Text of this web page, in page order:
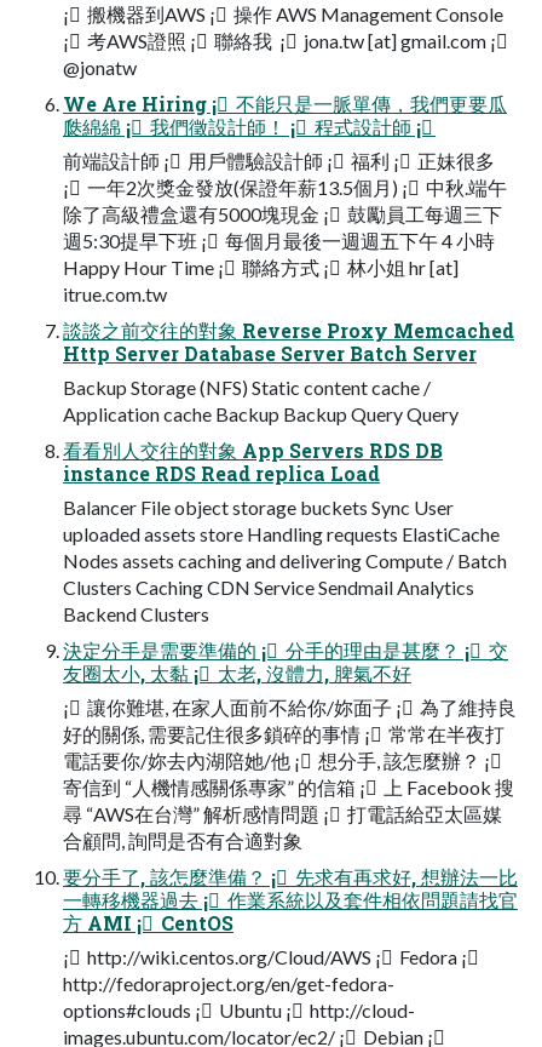
¡ 搬機器到AWS ¡ 操作 AWS Management Console
¡ 考AWS證照 ¡ 聯絡我  ¡ jona.tw [at] gmail.com ¡
@jonatw
We Are Hiring ¡ 不能只是一脈單傳，我們更要瓜
瓞綿綿 ¡ 我們徵設計師！ ¡ 程式設計師 ¡
前端設計師 ¡ 用戶體驗設計師 ¡ 福利 ¡ 正妹很多
¡ 一年2次獎金發放(保證年薪13.5個月) ¡ 中秋.端午
除了高級禮盒還有5000塊現金 ¡ 鼓勵員工每週三下
週5:30提早下班 ¡ 每個月最後一週週五下午 4 小時
Happy Hour Time ¡ 聯絡方式 ¡ 林小姐 hr [at]
itrue.com.tw
談談之前交往的對象 Reverse Proxy Memcached
Http Server Database Server Batch Server
Backup Storage (NFS) Static content cache /
Application cache Backup Backup Query Query
看看別人交往的對象 App Servers RDS DB
instance RDS Read replica Load
Balancer File object storage buckets Sync User
uploaded assets store Handling requests ElastiCache
Nodes assets caching and delivering Compute / Batch
Clusters Caching CDN Service Sendmail Analytics
Backend Clusters
決定分手是需要準備的 ¡ 分手的理由是甚麼？ ¡ 交
友圈太小, 太黏 ¡ 太老, 沒體力, 脾氣不好
¡ 讓你難堪, 在家人面前不給你/妳面子 ¡ 為了維持良
好的關係, 需要記住很多鎖碎的事情 ¡ 常常在半夜打
電話要你/妳去內湖陪她/他 ¡ 想分手, 該怎麼辦？ ¡
寄信到 “人機情感關係專家” 的信箱 ¡ 上 Facebook 搜
尋 “AWS在台灣” 解析感情問題 ¡ 打電話給亞太區媒
合顧問, 詢問是否有合適對象
要分手了, 該怎麼準備？ ¡ 先求有再求好, 想辦法一比
一轉移機器過去 ¡ 作業系統以及套件相依問題請找官
方 AMI ¡ CentOS
¡ http://wiki.centos.org/Cloud/AWS ¡ Fedora ¡
http://fedoraproject.org/en/get-fedora-
options#clouds ¡ Ubuntu ¡ http://cloud-
images.ubuntu.com/locator/ec2/ ¡ Debian ¡